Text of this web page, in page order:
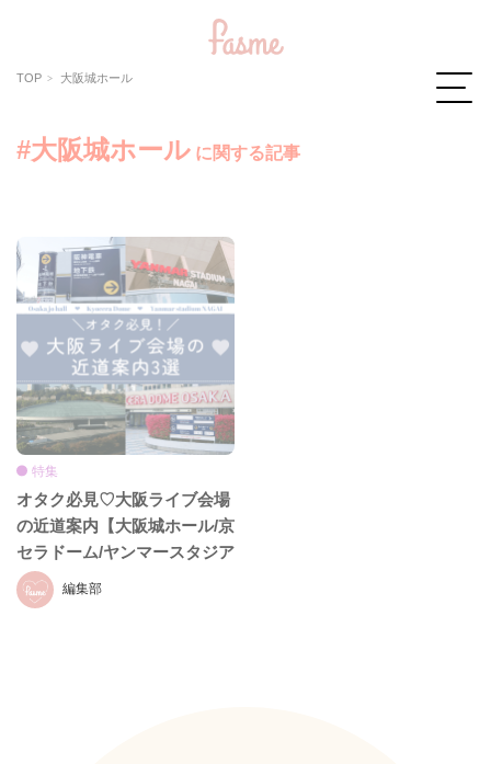
TOP 大阪城ホール
#大阪城ホール に関する記事
編集部
特集
オタク必見♡大阪ライブ会場
の近道案内【大阪城ホール/京
セラドーム/ヤンマースタジア
ム長居】